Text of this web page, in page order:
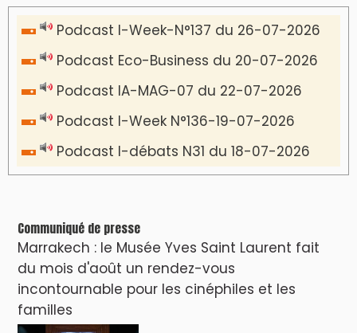
Podcast I-Week-N°137 du 26-07-2026
Podcast Eco-Business du 20-07-2026
Podcast IA-MAG-07 du 22-07-2026
Podcast I-Week N°136-19-07-2026
Podcast I-débats N31 du 18-07-2026
Communiqué de presse
Marrakech : le Musée Yves Saint Laurent fait
du mois d'août un rendez-vous
incontournable pour les cinéphiles et les
familles